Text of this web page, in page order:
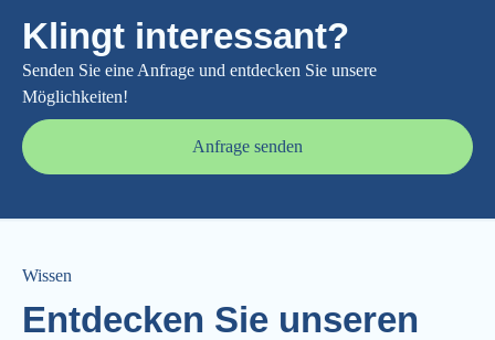
Klingt interessant?
Senden Sie eine Anfrage und entdecken Sie unsere
Möglichkeiten!
Anfrage senden
Wissen
Entdecken Sie unseren